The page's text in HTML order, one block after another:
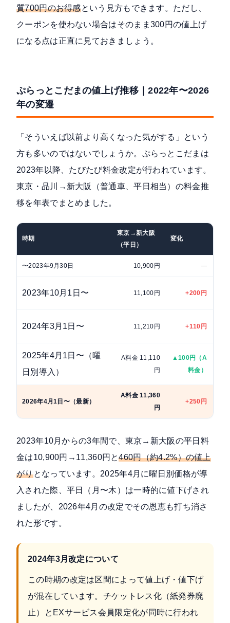
質700円のお得感という見方もできます。ただし、
クーポンを使わない場合はそのまま300円の値上げ
になる点は正直に見ておきましょう。
ぷらっとこだまの値上げ推移｜2022年〜2026
年の変遷
「そういえば以前より高くなった気がする」という
方も多いのではないでしょうか。ぷらっとこだまは
2023年以降、たびたび料金改定が行われています。
東京・品川→新大阪（普通車、平日相当）の料金推
移を年表でまとめました。
時期
東京→新大阪
（平日）
変化
〜2023年9月30日 10,900円 —
2023年10月1日〜 11,100円 +200円
2024年3月1日〜 11,210円 +110円
2025年4月1日〜（曜
日別導入）
A料金 11,110
円
▲100円（A
料金）
2026年4月1日〜（最新）
A料金 11,360
円
+250円
2023年10月からの3年間で、東京→新大阪の平日料
金は10,900円→11,360円と460円（約4.2%）の値上
がりとなっています。2025年4月に曜日別価格が導
入された際、平日（月〜木）は一時的に値下げされ
ましたが、2026年4月の改定でその恩恵も打ち消さ
れた形です。
2024年3月改定について
この時期の改定は区間によって値上げ・値下げ
が混在しています。チケットレス化（紙発券廃
止）とEXサービス会員限定化が同時に行われ